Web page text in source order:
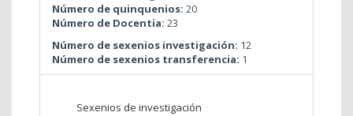
Número de quinquenios: 20
Número de Docentia: 23
Número de sexenios investigación: 12
Número de sexenios transferencia: 1
Sexenios de investigación